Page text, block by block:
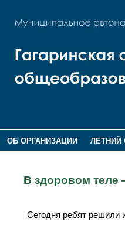
ОБ ОРГАНИЗАЦИИ ЛЕТНИЙ
В здоровом
Сегодня ребят решили